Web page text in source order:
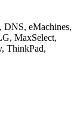
DNS, eMachines,
MaxSelect,
ThinkPad,